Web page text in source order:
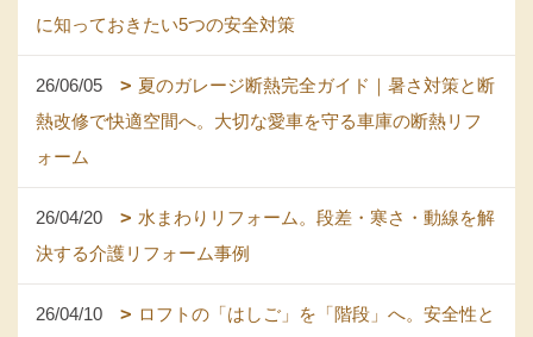
に知っておきたい5つの安全対策
26/06/05
夏のガレージ断熱完全ガイド｜暑さ対策と断
熱改修で快適空間へ。大切な愛車を守る車庫の断熱リフ
ォーム
26/04/20
水まわりリフォーム。段差・寒さ・動線を解
決する介護リフォーム事例
26/04/10
ロフトの「はしご」を「階段」へ。安全性と